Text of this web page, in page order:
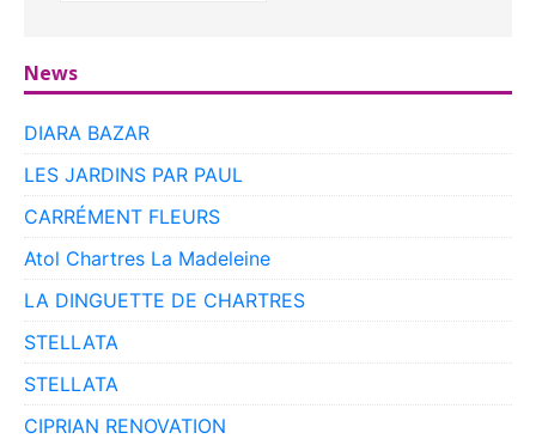
News
DIARA BAZAR
LES JARDINS PAR PAUL
CARRÉMENT FLEURS
Atol Chartres La Madeleine
LA DINGUETTE DE CHARTRES
STELLATA
STELLATA
CIPRIAN RENOVATION